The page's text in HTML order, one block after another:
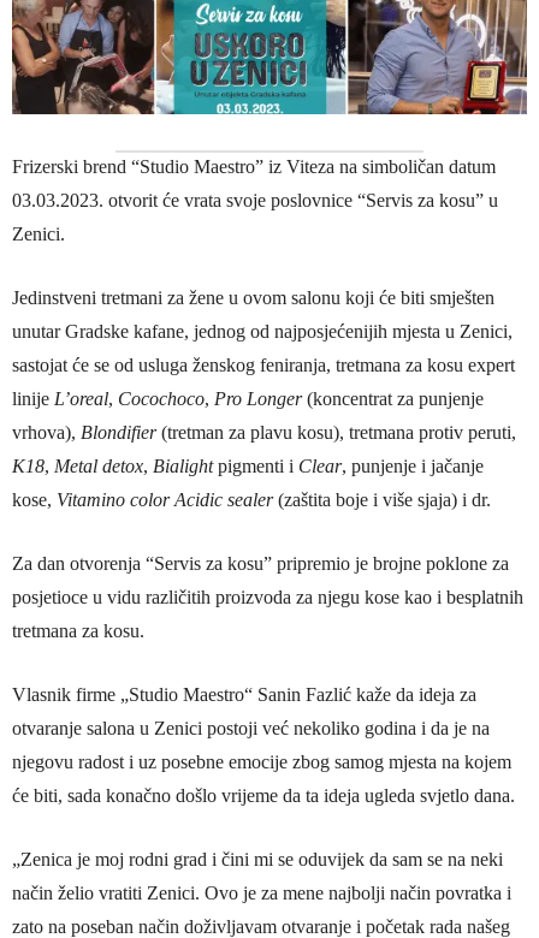
Frizerski brend “Studio Maestro” iz Viteza na simboličan datum
03.03.2023. otvorit će vrata svoje poslovnice “Servis za kosu” u
Zenici.
Jedinstveni tretmani za žene u ovom salonu koji će biti smješten
unutar Gradske kafane, jednog od najposjećenijih mjesta u Zenici,
sastojat će se od usluga ženskog feniranja, tretmana za kosu expert
linije L’oreal, Cocochoco, Pro Longer(koncentrat za punjenje
vrhova), Blondifier(tretman za plavu kosu), tretmana protiv peruti,
K18, Metal detox, Bialightpigmenti i Clear, punjenje i jačanje
kose, Vitamino color Acidic sealer(zaštita boje i više sjaja) i dr.
Za dan otvorenja “Servis za kosu” pripremio je brojne poklone za
posjetioce u vidu različitih proizvoda za njegu kose kao i besplatnih
tretmana za kosu.
Vlasnik firme „Studio Maestro“ Sanin Fazlić kaže da ideja za
otvaranje salona u Zenici postoji već nekoliko godina i da je na
njegovu radost i uz posebne emocije zbog samog mjesta na kojem
će biti, sada konačno došlo vrijeme da ta ideja ugleda svjetlo dana.
„Zenica je moj rodni grad i čini mi se oduvijek da sam se na neki
način želio vratiti Zenici. Ovo je za mene najbolji način povratka i
zato na poseban način doživljavam otvaranje i početak rada našeg